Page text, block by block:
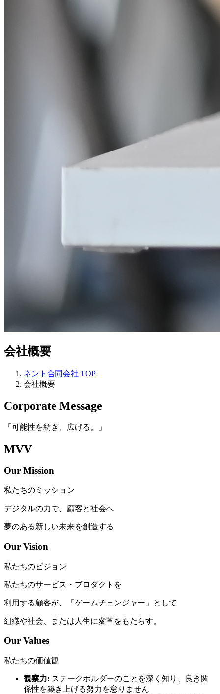
会社概要
ネント合同会社 TOP
会社概要
Corporate Message
「可能性を紡ぎ、広げる。」
MVV
Our Mission
私たちのミッション
デジタルの力で、顧客と社会へ
夢のある新しい未来を創造する
Our Vision
私たちのビジョン
私たちのサービス・プロダクトを
利用する顧客が、「ゲームチェンジャー」として
組織や社会、または人生に変革をもたらす。
Our Values
私たちの価値観
観察力: ステークホルダーのことを深く知り、良き関
係性を築き上げる努力を怠りません